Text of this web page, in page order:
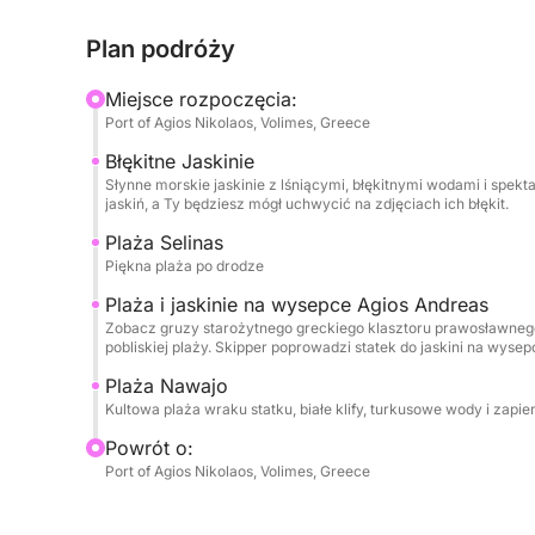
tej dramatycznej, krystalicznej zatoki.
Błękitne Groty: Popłyń wzdłuż dzikiego
Groty. Mniejsze łodzie wślizgują się
odbija się od wody, oświetlając jaskinie
mnóstwo czasu na zejście z łodzi i pływanie w
prostu relaks w greckim słońcu.
Wyspa Świętego Andrzeja i ruiny klasztoru:
historyczne widoki starego, zrujnowanego
ℹ️ Co musisz wiedziećCzas trwania: Pół dnia, 4
krem z filtrem, nakrycie głowy i aparat
Plan podróży
Miejsce rozpoczęcia:
Port of Agios Nikolaos, Volimes, Greece
Błękitne Jaskinie
Słynne morskie jaskinie z lśniącymi, błękitnymi wodami i
jaskiń, a Ty będziesz mógł uchwycić na zdjęciach ich błękit.
Plaża Selinas
Piękna plaża po drodze
Plaża i jaskinie na wysepce Agios Andreas
Zobacz gruzy starożytnego greckiego klasztoru
pobliskiej plaży. Skipper poprowadzi statek do jaskini na
Plaża Nawajo
Kultowa plaża wraku statku, białe klify, turkusowe wody i
Powrót o:
Port of Agios Nikolaos, Volimes, Greece